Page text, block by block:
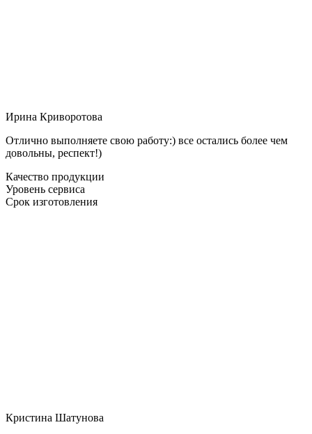
Ирина Криворотова
Отлично выполняете свою работу:) все остались более чем
довольны, респект!)
Качество продукции
Уровень сервиса
Срок изготовления
Кристина Шатунова